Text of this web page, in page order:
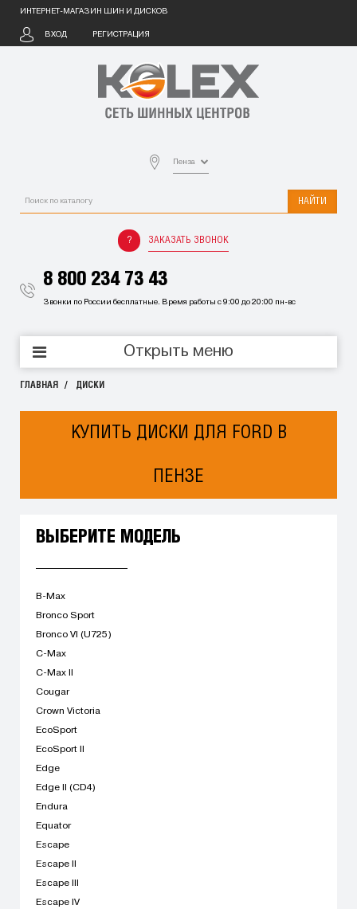
ИНТЕРНЕТ-МАГАЗИН ШИН И ДИСКОВ
ВХОД РЕГИСТРАЦИЯ
Пенза
НАЙТИ
ЗАКАЗАТЬ ЗВОНОК
8 800 234 73 43
Звонки по России бесплатные. Время работы с 9:00 до 20:00 пн-вс
Открыть меню
ГЛАВНАЯ ДИСКИ
КУПИТЬ ДИСКИ ДЛЯ FORD В
ПЕНЗЕ
ВЫБЕРИТЕ МОДЕЛЬ
B-Max
Bronco Sport
Bronco VI (U725)
C-Max
C-Max II
Cougar
Crown Victoria
EcoSport
EcoSport II
Edge
Edge II (CD4)
Endura
Equator
Escape
Escape II
Escape III
Escape IV